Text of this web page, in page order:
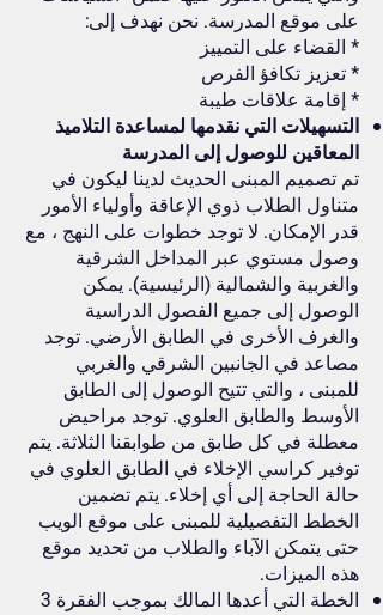
على موقع المدرسة. نحن نهدف إلى:
* القضاء على التمييز
* تعزيز تكافؤ الفرص
* إقامة علاقات طيبة
التسهيلات التي نقدمها لمساعدة التلاميذ
المعاقين للوصول إلى المدرسة
تم تصميم المبنى الحديث لدينا ليكون في
متناول الطلاب ذوي الإعاقة وأولياء الأمور
قدر الإمكان. لا توجد خطوات على النهج ، مع
وصول مستوي عبر المداخل الشرقية
والغربية والشمالية (الرئيسية). يمكن
الوصول إلى جميع الفصول الدراسية
والغرف الأخرى في الطابق الأرضي. توجد
مصاعد في الجانبين الشرقي والغربي
للمبنى ، والتي تتيح الوصول إلى الطابق
الأوسط والطابق العلوي. توجد مراحيض
معطلة في كل طابق من طوابقنا الثلاثة. يتم
توفير كراسي الإخلاء في الطابق العلوي في
حالة الحاجة إلى أي إخلاء. يتم تضمين
الخطط التفصيلية للمبنى على موقع الويب
حتى يتمكن الآباء والطلاب من تحديد موقع
هذه الميزات.
الخطة التي أعدها المالك بموجب الفقرة 3